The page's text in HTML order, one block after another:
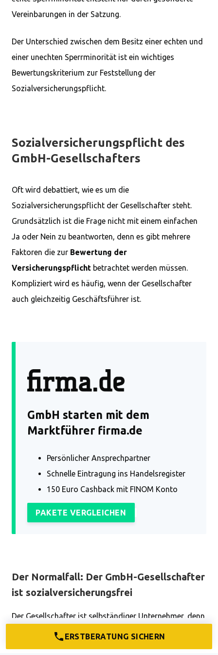
Vereinbarungen in der Satzung.
Der Unterschied zwischen dem Besitz einer echten und
einer unechten Sperrminorität ist ein wichtiges
Bewertungskriterium zur Feststellung der
Sozialversicherungspflicht.
Sozialversicherungspflicht des
GmbH-Gesellschafters
Oft wird debattiert, wie es um die
Sozialversicherungspflicht der Gesellschafter steht.
Grundsätzlich ist die Frage nicht mit einem einfachen
Ja oder Nein zu beantworten, denn es gibt mehrere
Faktoren die zur Bewertung der
Versicherungspflicht betrachtet werden müssen.
Kompliziert wird es häufig, wenn der Gesellschafter
auch gleichzeitig Geschäftsführer ist.
GmbH starten mit dem
Marktführer firma.de
Persönlicher Ansprechpartner
Schnelle Eintragung ins Handelsregister
150 Euro Cashback mit FINOM Konto
PAKETE VERGLEICHEN
Der Normalfall: Der GmbH-Gesellschafter
ist sozialversicherungsfrei
Der Gesellschafter ist selbständiger Unternehmer, denn
er oder sie befindet sich in keinem
sozialversicherungspflichtigen
ERSTBERATUNG SICHERN